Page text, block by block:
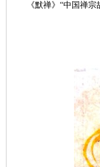
《默禅》“中国禅